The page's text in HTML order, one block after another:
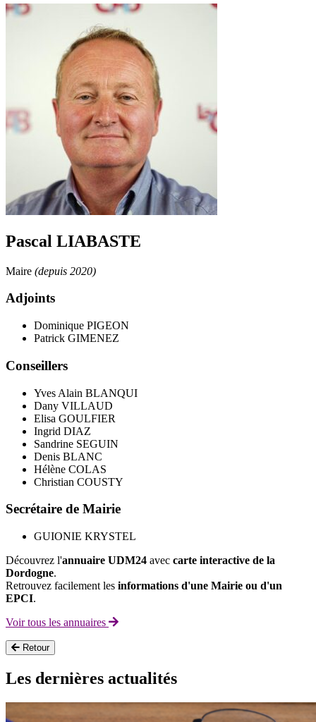
Pascal LIABASTE
Maire (depuis 2020)
Adjoints
Dominique PIGEON
Patrick GIMENEZ
Conseillers
Yves Alain BLANQUI
Dany VILLAUD
Elisa GOULFIER
Ingrid DIAZ
Sandrine SEGUIN
Denis BLANC
Hélène COLAS
Christian COUSTY
Secrétaire de Mairie
GUIONIE KRYSTEL
Découvrez l'annuaire UDM24 avec carte interactive de la
Dordogne.
Retrouvez facilement les informations d'une Mairie ou d'un
EPCI.
Voir tous les annuaires
Retour
Les dernières actualités